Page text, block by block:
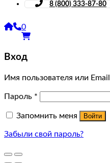
8 (800) 333-87-80
0
Вход
Имя пользователя или Email
Пароль *
Запомнить меня Войти
Забыли свой пароль?